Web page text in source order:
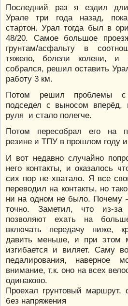
Последний раз я ездил
Урале три года назад,
стартон. Урал тогда был в
48/20. Самое большое
грунтам/асфальту в
тяжело, болели колени, и
собрался, решил оставить
работу 3 км.
Потом решил проблемы с
подседел с выносом вперёд,
руля и стало полегче.
Потом пересобрал его на
резине и ТПУ в прошлом году
И вот недавно случайно
него контакты, и оказалось
сих пор не хватало. Я все
переводил на контакты, но
ни на одном не было. Почему
точно. Заметил, что из-за
позволяют ехать на
включать передачу ниже,
давить меньше, и при этом
изгибается и виляет. Саму
педалирования, наверное
внимание, т.к. оно на всех
одинаково.
Проехал грунтовый
без напряжения